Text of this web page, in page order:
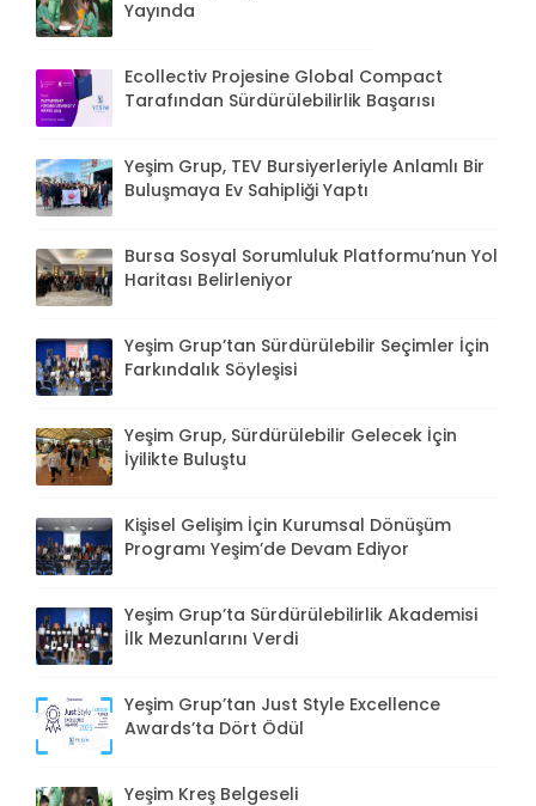
Yayında
Ecollectiv Projesine Global Compact
Tarafından Sürdürülebilirlik Başarısı
Yeşim Grup, TEV Bursiyerleriyle Anlamlı Bir
Buluşmaya Ev Sahipliği Yaptı
Bursa Sosyal Sorumluluk Platformu’nun Yol
Haritası Belirleniyor
Yeşim Grup’tan Sürdürülebilir Seçimler İçin
Farkındalık Söyleşisi
Yeşim Grup, Sürdürülebilir Gelecek İçin
İyilikte Buluştu
Kişisel Gelişim İçin Kurumsal Dönüşüm
Programı Yeşim’de Devam Ediyor
Yeşim Grup’ta Sürdürülebilirlik Akademisi
İlk Mezunlarını Verdi
Yeşim Grup’tan Just Style Excellence
Awards’ta Dört Ödül
Yeşim Kreş Belgeseli